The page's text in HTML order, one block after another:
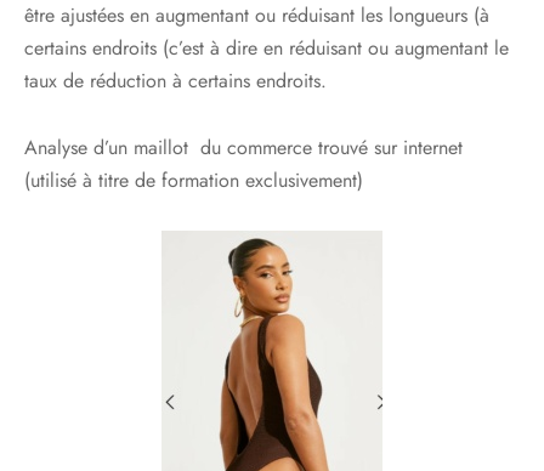
être ajustées en augmentant ou réduisant les longueurs (à
certains endroits (c’est à dire en réduisant ou augmentant le
taux de réduction à certains endroits.
Analyse d’un maillot du commerce trouvé sur internet
(utilisé à titre de formation exclusivement)